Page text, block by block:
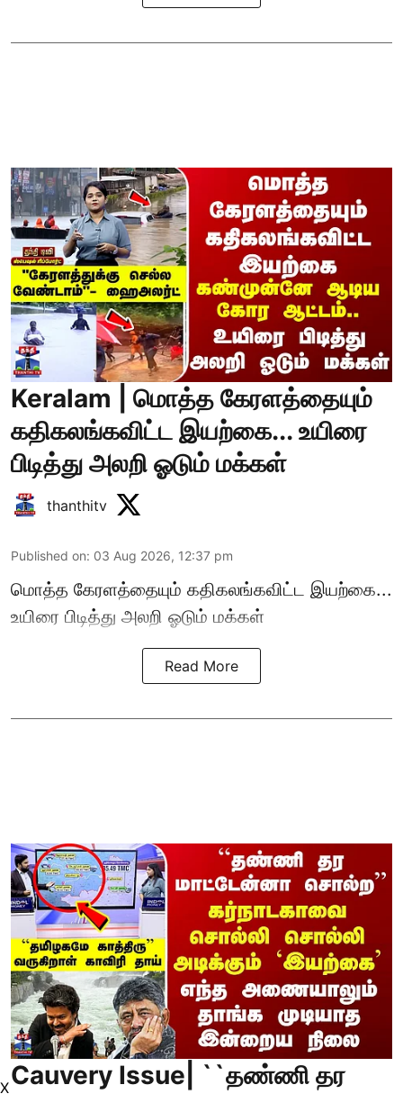
Keralam | மொத்த கேரளத்தையும்
கதிகலங்கவிட்ட இயற்கை... உயிரை
பிடித்து அலறி ஓடும் மக்கள்
thanthitv
Published on: 03 Aug 2026, 12:37 pm
மொத்த கேரளத்தையும் கதிகலங்கவிட்ட இயற்கை...
உயிரை பிடித்து அலறி ஓடும் மக்கள்
Read More
Cauvery Issue| ``தண்ணி தர
X